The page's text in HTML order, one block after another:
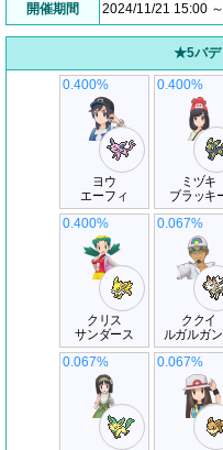
開催期間 2024/11/21 15:00
★5バデ
ヨウ
エーフィ
0.400%
ミヅキ
ブラッキ
0.400%
クリス
サンダース
0.400%
ククイ
ルガルガ
0.067%
0.067% 0.067%